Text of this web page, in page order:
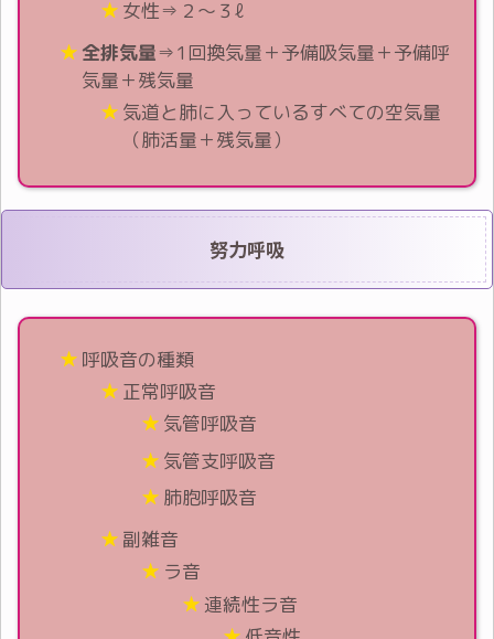
女性⇒２～３ℓ
全排気量⇒1回換気量＋予備吸気量＋予備呼
気量＋残気量
気道と肺に入っているすべての空気量
（肺活量＋残気量）
努力呼吸
呼吸音の種類
正常呼吸音
気管呼吸音
気管支呼吸音
肺胞呼吸音
副雑音
ラ音
連続性ラ音